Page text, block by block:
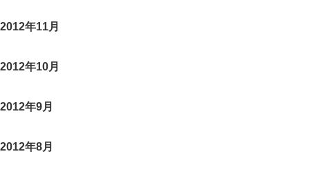
2012年11月
2012年10月
2012年9月
2012年8月